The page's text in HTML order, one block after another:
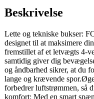
Beskrivelse
Lette og tekniske bukser:
designet til at maksimere
fremstillet af et letvægts 4-
samtidig giver dig
og åndbarhed sikrer, at du
lange og krævende
forbedrer luftstrømmen, så
komfort: Med en smart